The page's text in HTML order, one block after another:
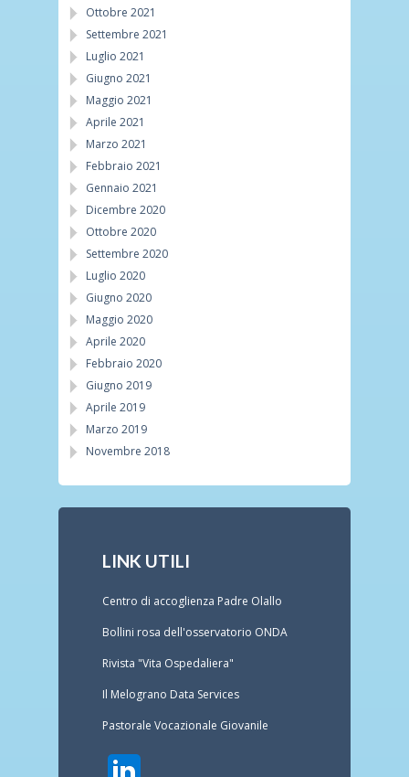
Ottobre 2021
Settembre 2021
Luglio 2021
Giugno 2021
Maggio 2021
Aprile 2021
Marzo 2021
Febbraio 2021
Gennaio 2021
Dicembre 2020
Ottobre 2020
Settembre 2020
Luglio 2020
Giugno 2020
Maggio 2020
Aprile 2020
Febbraio 2020
Giugno 2019
Aprile 2019
Marzo 2019
Novembre 2018
LINK UTILI
Centro di accoglienza Padre Olallo
Bollini rosa dell'osservatorio ONDA
Rivista "Vita Ospedaliera"
Il Melograno Data Services
Pastorale Vocazionale Giovanile